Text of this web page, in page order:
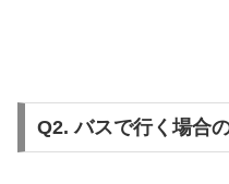
Q2. バスで行く場合